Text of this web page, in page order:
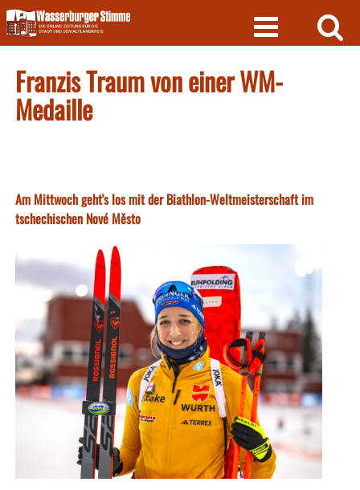
Skip
to
content
Franzis Traum von einer WM-
Medaille
Am Mittwoch geht's los mit der Biathlon-Weltmeisterschaft im
tschechischen Nové Město